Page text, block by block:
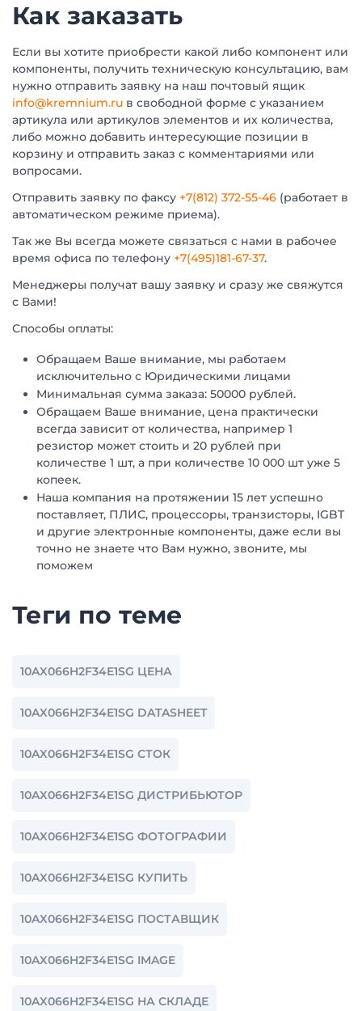
Как заказать
Если вы хотите приобрести какой либо компонент или
компоненты, получить техническую консультацию, вам
нужно отправить заявку на наш почтовый ящик
info@kremnium.ru в свободной форме с указанием
артикула или артикулов элементов и их количества,
либо можно добавить интересующие позиции в
корзину и отправить заказ с комментариями или
вопросами.
Отправить заявку по факсу +7(812) 372-55-46 (работает в
автоматическом режиме приема).
Так же Вы всегда можете связаться с нами в рабочее
время офиса по телефону +7(495)181-67-37.
Менеджеры получат вашу заявку и сразу же свяжутся
с Вами!
Способы оплаты:
Обращаем Ваше внимание, мы работаем
исключительно с Юридическими лицами
Минимальная сумма заказа: 50000 рублей.
Обращаем Ваше внимание, цена практически
всегда зависит от количества, например 1
резистор может стоить и 20 рублей при
количестве 1 шт, а при количестве 10 000 шт уже 5
копеек.
Наша компания на протяжении 15 лет успешно
поставляет, ПЛИС, процессоры, транзисторы, IGBT
и другие электронные компоненты, даже если вы
точно не знаете что Вам нужно, звоните, мы
поможем
Теги по теме
10AX066H2F34E1SG ЦЕНА
10AX066H2F34E1SG DATASHEET
10AX066H2F34E1SG СТОК
10AX066H2F34E1SG ДИСТРИБЬЮТОР
10AX066H2F34E1SG ФОТОГРАФИИ
10AX066H2F34E1SG КУПИТЬ
10AX066H2F34E1SG ПОСТАВЩИК
10AX066H2F34E1SG IMAGE
10AX066H2F34E1SG НА СКЛАДЕ